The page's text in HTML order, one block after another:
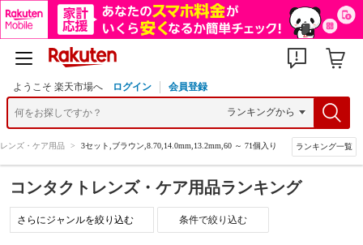
ようこそ 楽天市場へ ログイン 会員登録
ンズ・ケア用品 > 3セット,ブラウン,8.70,14.0mm,13.2mm,60 ～ 71個入り ランキング一覧
コンタクトレンズ・ケア用品ランキング
条件で絞り込む